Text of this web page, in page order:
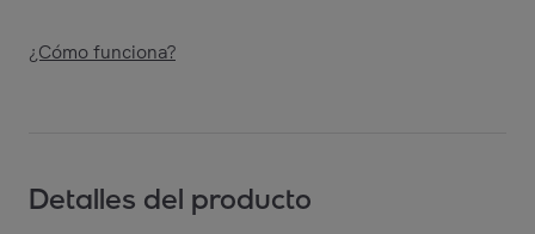
¿Cómo funciona?
Detalles del producto